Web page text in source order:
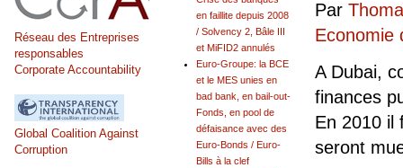
Par
Economie
A Dubai,
finances
En 2010 il
seront
en faillite depuis 2008
/ Solvency 2, Bâle III
et MiFID2 annulés
Euro-Groupe: la BCE
et le MES unies en
bad bank, en bail-out-
Fonds, en pool de
défaisance avec des
Euro-Bonds / Euro-
Bills à la clef
Réseau des Entreprises
responsables
Corporate Accountability
Global Coalition Against
Corruption